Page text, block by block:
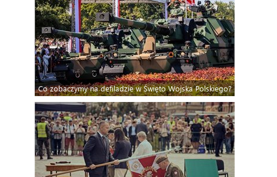
Co zobaczymy na defiladzie w Święto Wojska Polskiego?